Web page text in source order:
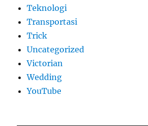
Teknologi
Transportasi
Trick
Uncategorized
Victorian
Wedding
YouTube